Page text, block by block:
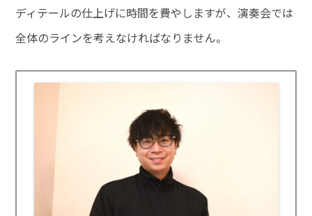
ディテールの仕上げに時間を費やしますが、演奏会では
全体のラインを考えなければなりません。